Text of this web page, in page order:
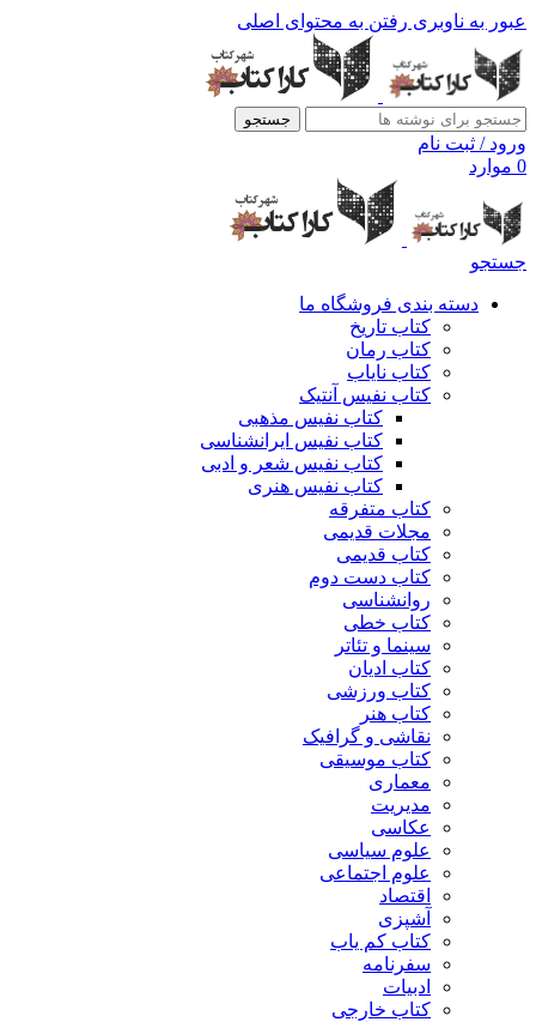
عبور به ناوبری رفتن به محتوای اصلی
جستجو
ورود / ثبت نام
0 موارد
جستجو
دسته بندی فروشگاه ما
کتاب تاریخ
کتاب رمان
کتاب نایاب
کتاب نفیس آنتیک
کتاب نفیس مذهبی
کتاب نفیس ایرانشناسی
کتاب نفیس شعر و ادبی
کتاب نفیس هنری
کتاب متفرقه
مجلات قدیمی
کتاب قدیمی
کتاب دست دوم
روانشناسی
کتاب خطی
سینما و تئاتر
کتاب ادیان
کتاب ورزشی
کتاب هنر
نقاشی و گرافیک
کتاب موسیقی
معماری
مدیریت
عکاسی
علوم سیاسی
علوم اجتماعی
اقتصاد
آشپزی
کتاب کم یاب
سفرنامه
ادبیات
کتاب خارجی